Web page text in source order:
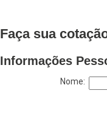
Faça sua
Informações
Nome: